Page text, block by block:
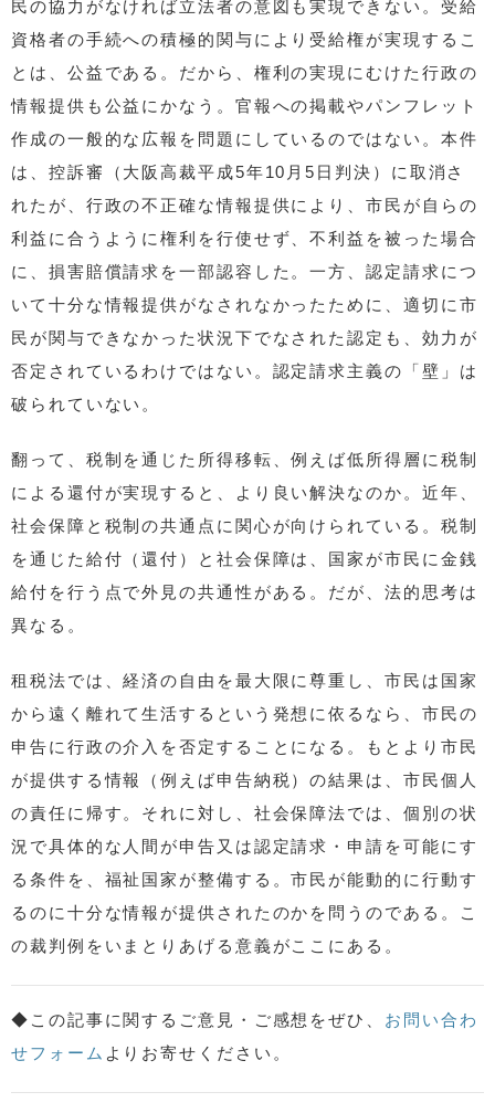
民の協力がなければ立法者の意図も実現できない。受給
資格者の手続への積極的関与により受給権が実現するこ
とは、公益である。だから、権利の実現にむけた行政の
情報提供も公益にかなう。官報への掲載やパンフレット
作成の一般的な広報を問題にしているのではない。本件
は、控訴審（大阪高裁平成5年10月5日判決）に取消さ
れたが、行政の不正確な情報提供により、市民が自らの
利益に合うように権利を行使せず、不利益を被った場合
に、損害賠償請求を一部認容した。一方、認定請求につ
いて十分な情報提供がなされなかったために、適切に市
民が関与できなかった状況下でなされた認定も、効力が
否定されているわけではない。認定請求主義の「壁」は
破られていない。
翻って、税制を通じた所得移転、例えば低所得層に税制
による還付が実現すると、より良い解決なのか。近年、
社会保障と税制の共通点に関心が向けられている。税制
を通じた給付（還付）と社会保障は、国家が市民に金銭
給付を行う点で外見の共通性がある。だが、法的思考は
異なる。
租税法では、経済の自由を最大限に尊重し、市民は国家
から遠く離れて生活するという発想に依るなら、市民の
申告に行政の介入を否定することになる。もとより市民
が提供する情報（例えば申告納税）の結果は、市民個人
の責任に帰す。それに対し、社会保障法では、個別の状
況で具体的な人間が申告又は認定請求・申請を可能にす
る条件を、福祉国家が整備する。市民が能動的に行動す
るのに十分な情報が提供されたのかを問うのである。こ
の裁判例をいまとりあげる意義がここにある。
◆この記事に関するご意見・ご感想をぜひ、 お問い合わ
せフォーム よりお寄せください。